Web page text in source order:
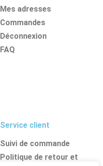
Mes adresses
Commandes
Déconnexion
FAQ
Service client
Suivi de commande
Politique de retour et